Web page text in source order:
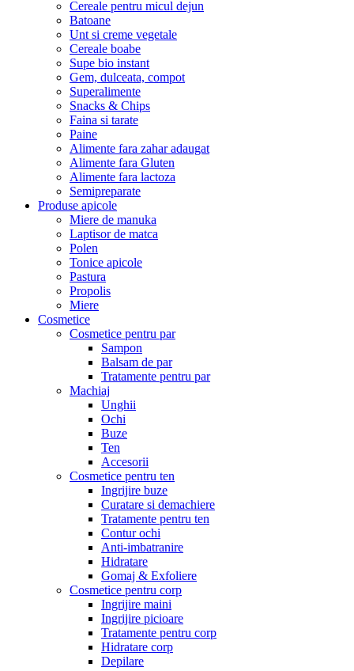
Cereale pentru micul dejun
Batoane
Unt si creme vegetale
Cereale boabe
Supe bio instant
Gem, dulceata, compot
Superalimente
Snacks & Chips
Faina si tarate
Paine
Alimente fara zahar adaugat
Alimente fara Gluten
Alimente fara lactoza
Semipreparate
Produse apicole
Miere de manuka
Laptisor de matca
Polen
Tonice apicole
Pastura
Propolis
Miere
Cosmetice
Cosmetice pentru par
Sampon
Balsam de par
Tratamente pentru par
Machiaj
Unghii
Ochi
Buze
Ten
Accesorii
Cosmetice pentru ten
Ingrijire buze
Curatare si demachiere
Tratamente pentru ten
Contur ochi
Anti-imbatranire
Hidratare
Gomaj & Exfoliere
Cosmetice pentru corp
Ingrijire maini
Ingrijire picioare
Tratamente pentru corp
Hidratare corp
Depilare